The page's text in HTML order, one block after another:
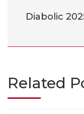
Diabolic
Related